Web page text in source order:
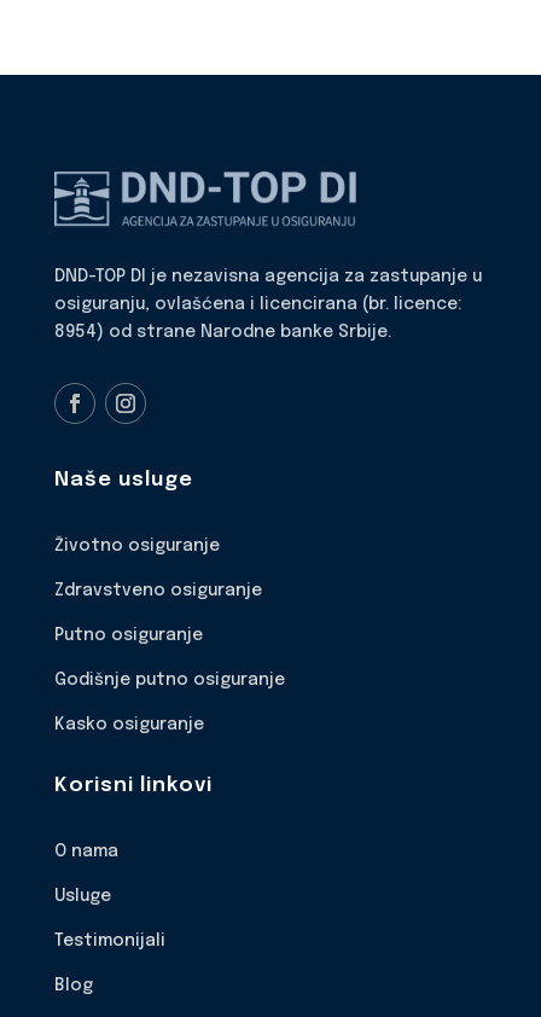
DND-TOP DI je nezavisna agencija za zastupanje u
osiguranju, ovlašćena i licencirana (br. licence:
8954) od strane Narodne banke Srbije.
Naše usluge
Životno osiguranje
Zdravstveno osiguranje
Putno osiguranje
Godišnje putno osiguranje
Kasko osiguranje
Korisni linkovi
O nama
Usluge
Testimonijali
Blog